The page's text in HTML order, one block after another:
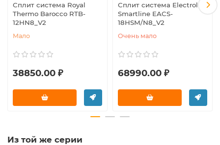
Сплит система Royal
Thermo Barocco RTB-
12HN8_V2
Мало
38850.00 ₽
Сплит система Electrolux
Smartline EACS-
18HSM/N8_V2
Очень мало
68990.00 ₽
Из той же серии